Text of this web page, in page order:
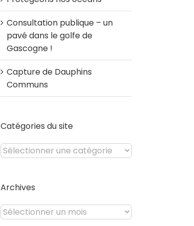
Consultation publique – un
pavé dans le golfe de
Gascogne !
Capture de Dauphins
Communs
Catégories du site
Catégories
du
Archives
Archives